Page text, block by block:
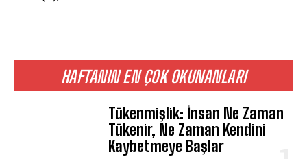
HAFTANIN EN ÇOK OKUNANLARI
Tükenmişlik: İnsan Ne Zaman
Tükenir, Ne Zaman Kendini
Kaybetmeye Başlar